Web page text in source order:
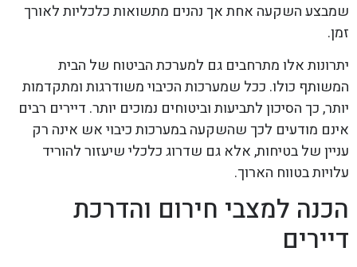
שמבצע השקעה אחת אך נהנים מתשואות כלכליות לאורך
זמן.
יתרונות אלו מתרחבים גם למערכת הביטוח של הבית
המשותף כולו. ככל שמערכות הכיבוי משודרגות ומתקדמות
יותר, כך הסיכון לתביעות וביטוחים נמוכים יותר. דיירים רבים
אינם מודעים לכך שהשקעה במערכות כיבוי אש אינה רק
עניין של בטיחות, אלא גם שדרוג כלכלי שיעזור להוריד
עלויות בטווח הארוך.
הכנה למצבי חירום והדרכת
דיירים